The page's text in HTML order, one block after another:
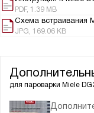
PDF, 1.39 MB
Схема встраивания
JPG, 169.06 KB
для пароварки Miele